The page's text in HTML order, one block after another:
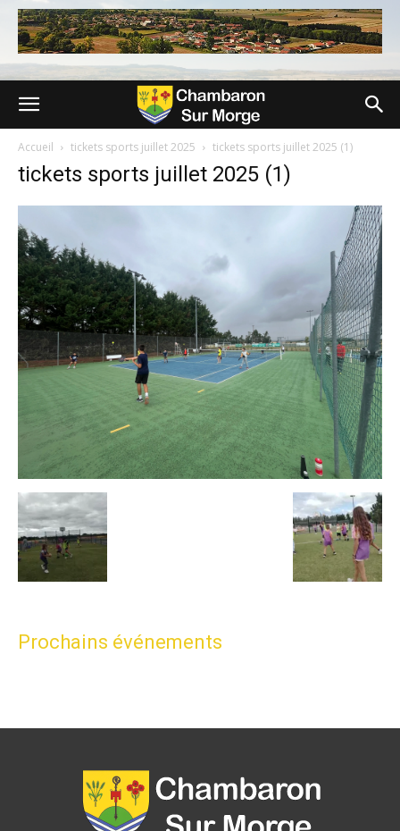
Accueil tickets sports juillet 2025 tickets sports juillet 2025 (1)
tickets sports juillet 2025 (1)
Prochains événements